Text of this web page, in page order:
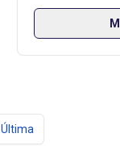
Última